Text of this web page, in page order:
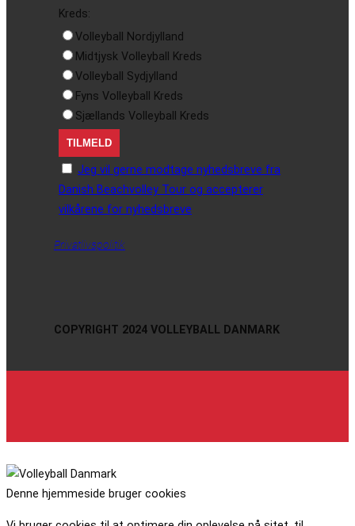
Kreds:
Volleyball Nordjylland
Midtjysk Volleyball Kreds
Volleyball Sydjylland
Fyns Volleyball Kreds
Sjællands Volleyball Kreds
Jeg vil gerne modtage nyhedsbreve fra
Danish Beachvolley Tour og accepterer
vilkårene for nyhedsbreve
Privatlivspolitik
COPYRIGHT 2024 VOLLEYBALL DANMARK
Denne hjemmeside bruger cookies